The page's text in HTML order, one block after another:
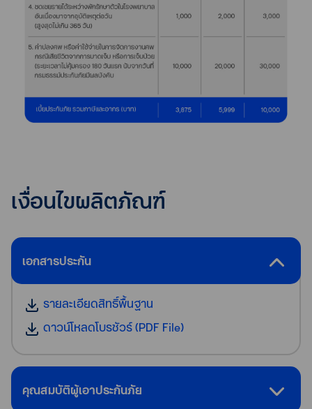
เงื่อนไขผลิตภัณฑ์
เอกสารประกัน
รายละเอียดสิทธิ์พื้นฐาน
ดาวน์โหลดโบรชัวร์ (PDF File)
คุณสมบัติผู้เอาประกันภัย